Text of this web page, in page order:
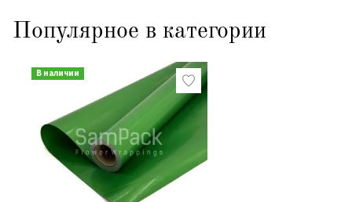
Популярное в категории
В наличии